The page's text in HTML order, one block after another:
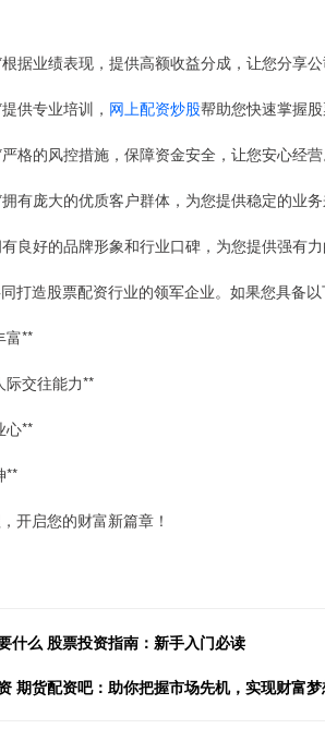
据业绩表现，提供高额收益分成，让您分享公
供专业培训， 网上配资炒股帮助您快速掌握股
格的风控措施，保障资金安全，让您安心经营
有庞大的优质客户群体，为您提供稳定的业务
良好的品牌形象和行业口碑，为您提供强有力
打造股票配资行业的领军企业。如果您具备以
富**
际交往能力**
心**
**
开启您的财富新篇章！
什么 股票投资指南：新手入门必读
期货配资吧：助你把握市场先机，实现财富